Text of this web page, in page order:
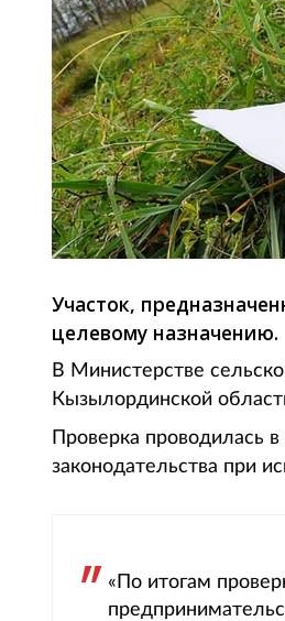
Участок,
целевому назначению.
В Министерстве
Кызылординской
Проверка проводилась
законодательства при
«По итогам